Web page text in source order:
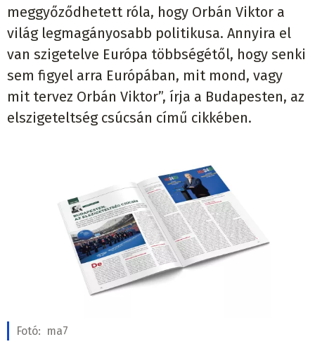
meggyőződhetett róla, hogy Orbán Viktor a
világ legmagányosabb politikusa. Annyira el
van szigetelve Európa többségétől, hogy senki
sem figyel arra Európában, mit mond, vagy
mit tervez Orbán Viktor”, írja a Budapesten, az
elszigeteltség csúcsán című cikkében.
Fotó: ma7